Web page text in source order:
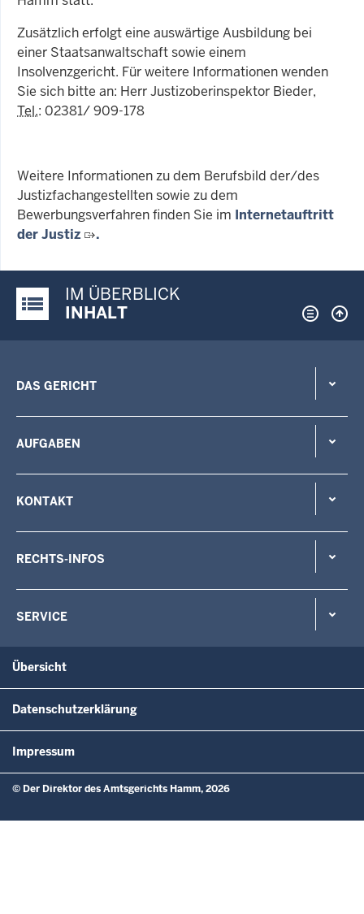
Zusätzlich erfolgt eine auswärtige Ausbildung bei
einer Staatsanwaltschaft sowie einem
Insolvenzgericht. Für weitere Informationen wenden
Sie sich bitte an: Herr Justizoberinspektor Bieder,
Tel.: 02381/ 909-178
Weitere Informationen zu dem Berufsbild der/des
Justizfachangestellten sowie zu dem
Bewerbungsverfahren finden Sie im Internetauftritt
der Justiz
.
Justiz-Portal im Überblick:
IM ÜBERBLICK
INHALT
DAS GERICHT
AUFGABEN
KONTAKT
RECHTS-INFOS
SERVICE
Übersicht
Datenschutzerklärung
Impressum
© Der Direktor des Amtsgerichts Hamm, 2026